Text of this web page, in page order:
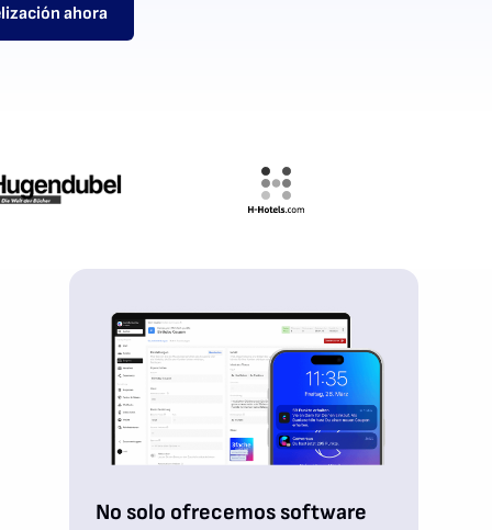
ahora
No solo ofrecemos software